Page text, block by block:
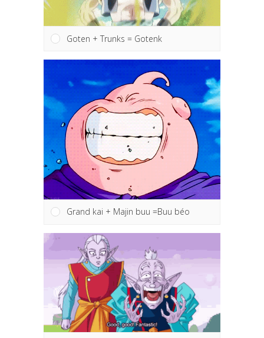
Goten + Trunks = Gotenk
Grand kai + Majin buu =Buu béo